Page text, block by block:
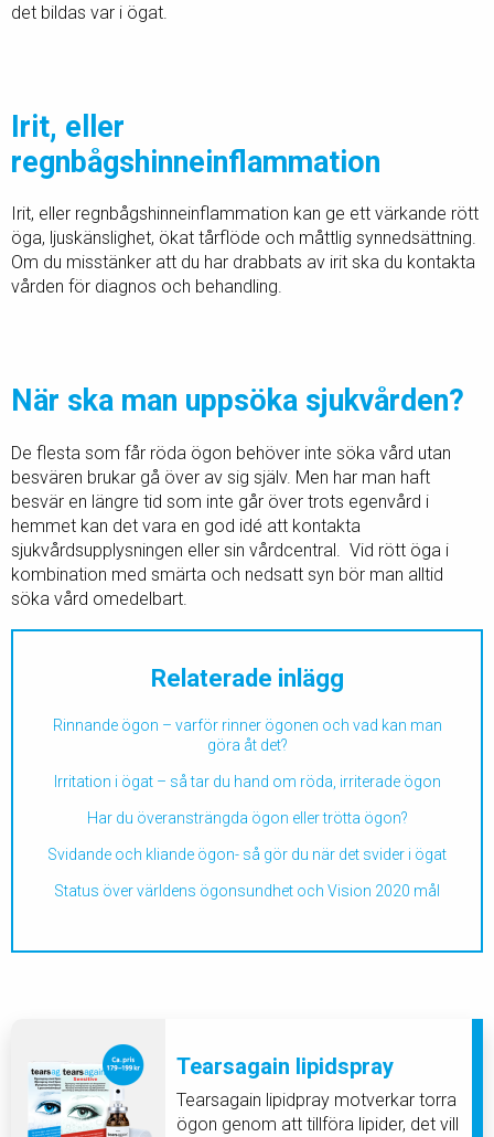
det bildas var i ögat.
Irit, eller
regnbågshinneinflammation
Irit, eller regnbågshinneinflammation kan ge ett värkande rött
öga, ljuskänslighet, ökat tårflöde och måttlig synnedsättning.
Om du misstänker att du har drabbats av irit ska du kontakta
vården för diagnos och behandling.
När ska man uppsöka sjukvården?
De flesta som får röda ögon behöver inte söka vård utan
besvären brukar gå över av sig själv. Men har man haft
besvär en längre tid som inte går över trots egenvård i
hemmet kan det vara en god idé att kontakta
sjukvårdsupplysningen eller sin vårdcentral. Vid rött öga i
kombination med smärta och nedsatt syn bör man alltid
söka vård omedelbart.
Relaterade inlägg
Rinnande ögon – varför rinner ögonen och vad kan man
göra åt det?
Irritation i ögat – så tar du hand om röda, irriterade ögon
Har du överansträngda ögon eller trötta ögon?
Svidande och kliande ögon- så gör du när det svider i ögat
Status över världens ögonsundhet och Vision 2020 mål
Tearsagain lipidspray
Tearsagain lipidpray motverkar torra
ögon genom att tillföra lipider, det vill